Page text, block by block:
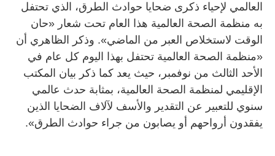
العالمي لإحياء ذكرى ضحايا حوادث الطرق، الذي تحتفل
به منظمة الصحة العالمية هذا العام تحت شعار «حان
الوقت لاستخلاص العبر من الماضي». وذكر الظاهري أن
«منظمة الصحة العالمية تحتفل بهذا اليوم كل عام في
الأحد الثالث من نوفمبر، حيث يعد كما ذكر بيان المكتب
الإقليمي لمنظمة الصحة العالمية، بمثابة حدث عالمي
سنوي للتعبير عن التقدير والأسف لآلاف الضحايا الذين
يفقدون أرواحهم أو يصابون من جراء حوادث الطرق».